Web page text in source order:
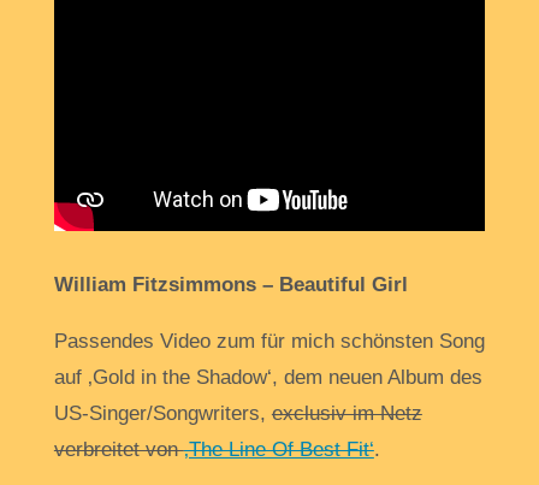
William Fitzsimmons – Beautiful Girl
Passendes Video zum für mich schönsten Song
auf ‚Gold in the Shadow‘, dem neuen Album des
US-Singer/Songwriters,exclusiv im Netz
verbreitet von‚The Line Of Best Fit‘.